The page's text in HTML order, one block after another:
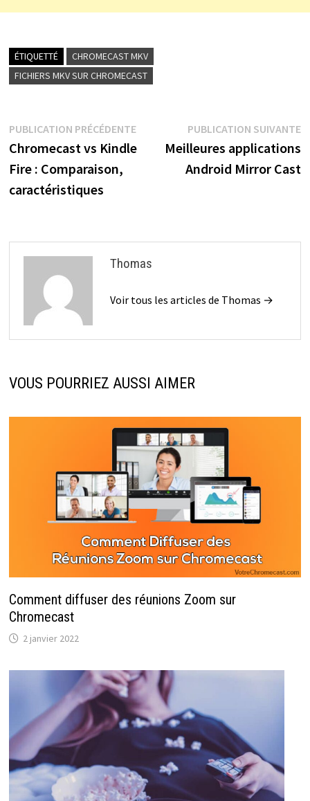
ÉTIQUETTÉ
CHROMECAST MKV
FICHIERS MKV SUR CHROMECAST
Navigation
de
l’article
PUBLICATION PRÉCÉDENTEPublication
précédente :
Chromecast vs Kindle
Fire : Comparaison,
caractéristiques
PUBLICATION SUIVANTE
Meilleures applications
Android Mirror Cast
Thomas
Voir tous les articles de Thomas →
VOUS POURRIEZ AUSSI AIMER
Comment diffuser des réunions Zoom sur
Chromecast
2 janvier 2022